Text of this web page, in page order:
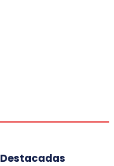
Destacadas